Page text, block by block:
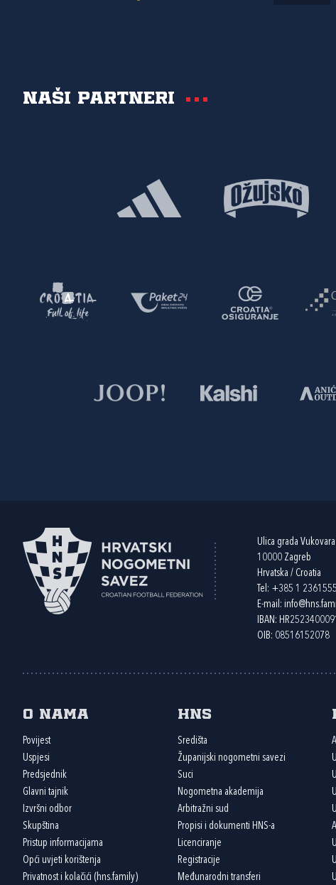
Naši partneri
Ulica grada
10000 Zagreb
Hrvatska / Croatia
Tel: +385 1 2361555
E-mail:
IBAN:
OIB: 08516152078
O nama
Povijest
Uspjesi
Predsjednik
Glavni tajnik
Izvršni odbor
Skupština
Pristup informacijama
Opći uvjeti korištenja
Privatnost i kolačići (hns.family)
HNS
Središta
Županijski nogometni savezi
Suci
Nogometna akademija
Arbitražni sud
Propisi i dokumenti HNS-a
Licenciranje
Registracije
Međunarodni transferi